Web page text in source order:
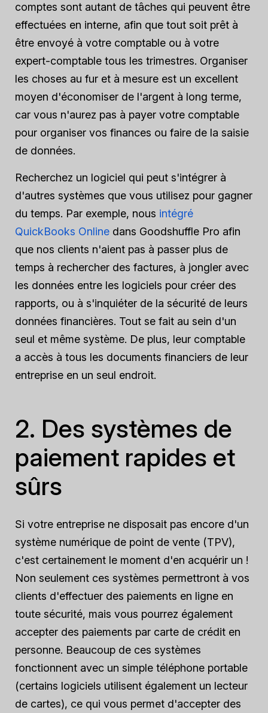
comptes sont autant de tâches qui peuvent être
effectuées en interne, afin que tout soit prêt à
être envoyé à votre comptable ou à votre
expert-comptable tous les trimestres. Organiser
les choses au fur et à mesure est un excellent
moyen d'économiser de l'argent à long terme,
car vous n'aurez pas à payer votre comptable
pour organiser vos finances ou faire de la saisie
de données.
Recherchez un logiciel qui peut s'intégrer à
d'autres systèmes que vous utilisez pour gagner
du temps. Par exemple, nous intégré
QuickBooks Online dans Goodshuffle Pro afin
que nos clients n'aient pas à passer plus de
temps à rechercher des factures, à jongler avec
les données entre les logiciels pour créer des
rapports, ou à s'inquiéter de la sécurité de leurs
données financières. Tout se fait au sein d'un
seul et même système. De plus, leur comptable
a accès à tous les documents financiers de leur
entreprise en un seul endroit.
2. Des systèmes de
paiement rapides et
sûrs
Si votre entreprise ne disposait pas encore d'un
système numérique de point de vente (TPV),
c'est certainement le moment d'en acquérir un !
Non seulement ces systèmes permettront à vos
clients d'effectuer des paiements en ligne en
toute sécurité, mais vous pourrez également
accepter des paiements par carte de crédit en
personne. Beaucoup de ces systèmes
fonctionnent avec un simple téléphone portable
(certains logiciels utilisent également un lecteur
de cartes), ce qui vous permet d'accepter des